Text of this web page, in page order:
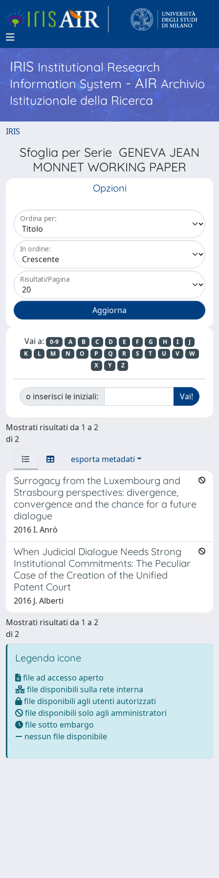
IRISInstitutional Research
Information System - AIR Archivio
Istituzionale della Ricerca
IRIS
Sfoglia per Serie GENEVA JEAN
MONNET WORKING PAPER
Opzioni
Ordina per:
In ordine:
Risultati/Pagina
Vai a: 0-9 A B C D E F G H I
J
K
L M N O P Q R S T U V
W
X
Y Z
o inserisci le iniziali:
Mostrati risultati da 1 a 2
di 2
esporta metadati
Surrogacy from the Luxembourg and
Strasbourg perspectives: divergence,
convergence and the chance for a future
dialogue
2016 I. Anrò
When Judicial Dialogue Needs Strong
Institutional Commitments: The Peculiar
Case of the Creation of the Unified
Patent Court
2016 J. Alberti
Mostrati risultati da 1 a 2
di 2
Legenda icone
file ad accesso aperto
file disponibili sulla rete interna
file disponibili agli utenti autorizzati
file disponibili solo agli amministratori
file sotto embargo
nessun file disponibile